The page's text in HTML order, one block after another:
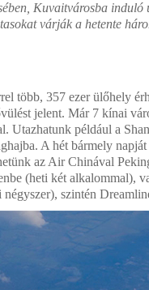
Kuvaitvárosba
várják a hetente
több, 357 ezer ülőhely
jelent. Már 7 kínai
Utazhatunk például a
A hét bármely
az Air Chinával
(heti két alkalommal),
szintén